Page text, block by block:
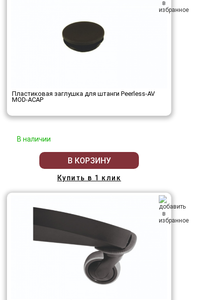
Пластиковая заглушка для штанги Peerless-AV
MOD-ACAP
В наличии
В КОРЗИНУ
Купить в 1 клик